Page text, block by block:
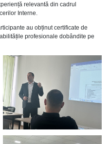
relevantă din cadrul
Interne.
au obținut certificate de
profesionale dobândite pe